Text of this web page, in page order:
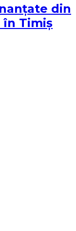
din
în Timiș